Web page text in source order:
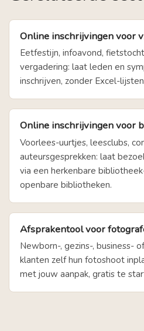
Online inschrijvingen voor
Eetfestijn, infoavond,
vergadering: laat leden en
inschrijven, zonder Excel-
Online inschrijvingen voor
Voorlees-uurtjes, leesclubs,
auteursgesprekken: laat
via een herkenbare
openbare bibliotheken.
Afsprakentool voor
Newborn-, gezins-, business-
klanten zelf hun fotoshoot
met jouw aanpak, gratis te